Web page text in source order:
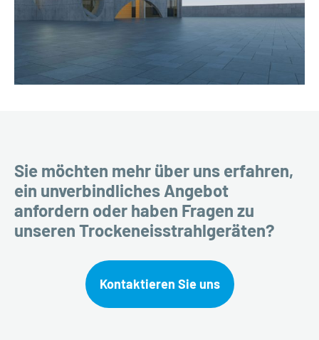
Sie möchten mehr über uns erfahren,
ein unverbindliches Angebot
anfordern oder haben Fragen zu
unseren Trockeneisstrahlgeräten?
Kontaktieren Sie uns